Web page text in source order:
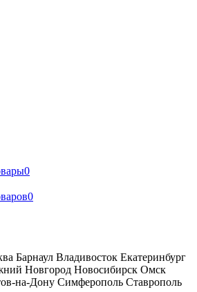
0
0
Барнаул Владивосток Екатеринбург
Новгород Новосибирск Омск
на-Дону Симферополь Ставрополь